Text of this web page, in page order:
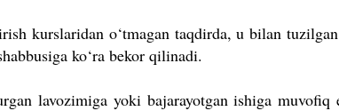
kurslaridan o‘tmagan taqdirda, u bilan
ko‘ra bekor qilinadi.
lavozimiga yoki bajarayotgan ishiga muvofiq